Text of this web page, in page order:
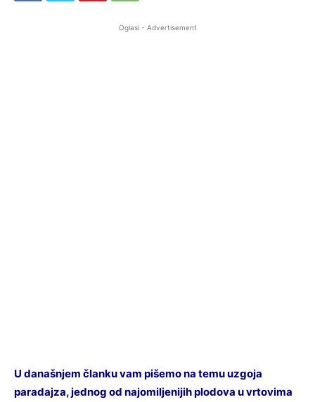
Oglasi - Advertisement
U današnjem članku vam pišemo na temu uzgoja
paradajza, jednog od najomiljenijih plodova u vrtovima